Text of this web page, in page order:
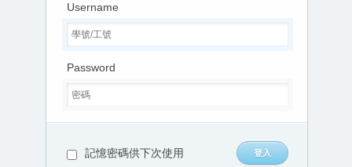
Username
Password
記憶密碼供下次使用